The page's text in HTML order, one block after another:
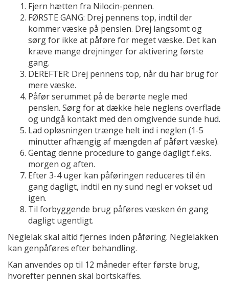
Fjern hætten fra Nilocin-pennen.
FØRSTE GANG: Drej pennens top, indtil der
kommer væske på penslen. Drej langsomt og
sørg for ikke at påføre for meget væske. Det kan
kræve mange drejninger for aktivering første
gang.
DEREFTER: Drej pennens top, når du har brug for
mere væske.
Påfør serummet på de berørte negle med
penslen. Sørg for at dække hele neglens overflade
og undgå kontakt med den omgivende sunde hud.
Lad opløsningen trænge helt ind i neglen (1-5
minutter afhængig af mængden af påført væske).
Gentag denne procedure to gange dagligt f.eks.
morgen og aften.
Efter 3-4 uger kan påføringen reduceres til én
gang dagligt, indtil en ny sund negl er vokset ud
igen.
Til forbyggende brug påføres væsken én gang
dagligt ugentligt.
Neglelak skal altid fjernes inden påføring. Neglelakken
kan genpåføres efter behandling.
Kan anvendes op til 12 måneder efter første brug,
hvorefter pennen skal bortskaffes.